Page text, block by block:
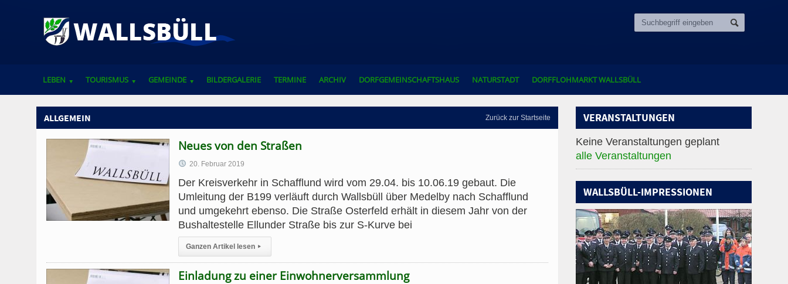
LEBEN TOURISMUS GEMEINDE BILDERGALERIE TERMINE ARCHIV DORFGEMEINSCHAFTSHAUS NATURSTADT DORFFLOHMARKT WALLSBÜLL
Zurück zur Startseite
ALLGEMEIN
Neues von den Straßen
20. Februar 2019
Der Kreisverkehr in Schafflund wird vom 29.04. bis 10.06.19 gebaut. Die
Umleitung der B199 verläuft durch Wallsbüll über Medelby nach Schafflund
und umgekehrt ebenso. Die Straße Osterfeld erhält in diesem Jahr von der
Bushaltestelle Ellunder Straße bis zur S-Kurve bei
Ganzen Artikel lesen ▸
Einladung zu einer Einwohnerversammlung
VERANSTALTUNGEN
Keine Veranstaltungen geplant
alle Veranstaltungen
WALLSBÜLL-IMPRESSIONEN